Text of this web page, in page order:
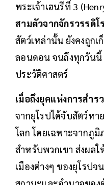
พระเจ้าเฮนรีที่ 3
สามตัวจากจักรวรรดิ
สัตว์เหล่านั้น ยังคงถูก
ลอนดอน จนถึงทุกวันนี้
ประวัติศาสตร์
เมื่อถึงยุคแห่งการสำ
จากยุโรปได้จับสัตว์หา
โลก โดยเฉพาะจากภู
สำหรับพวกเขา ส่งผล
เมืองต่างๆ ของยุโรปจ